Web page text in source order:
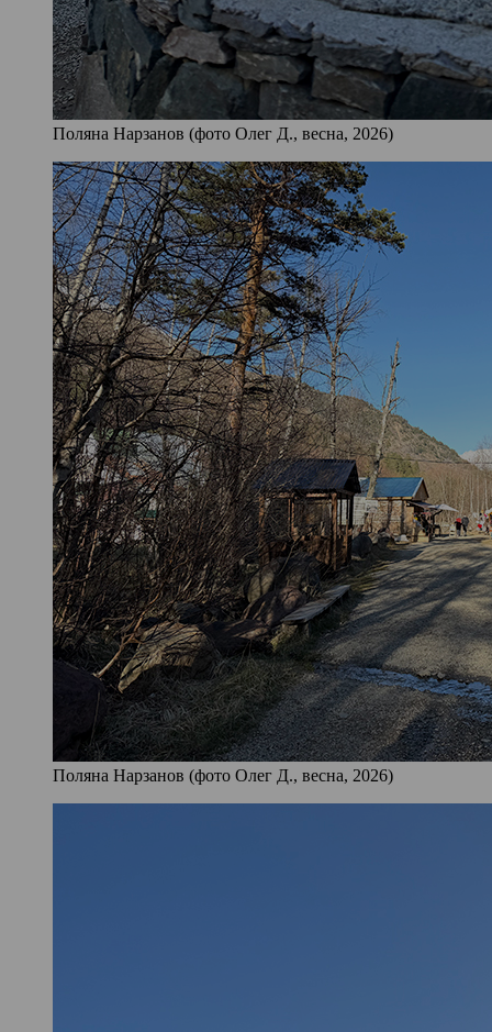
Поляна Нарзанов (фото Олег Д., весна, 2026)
Поляна Нарзанов (фото Олег Д., весна, 2026)